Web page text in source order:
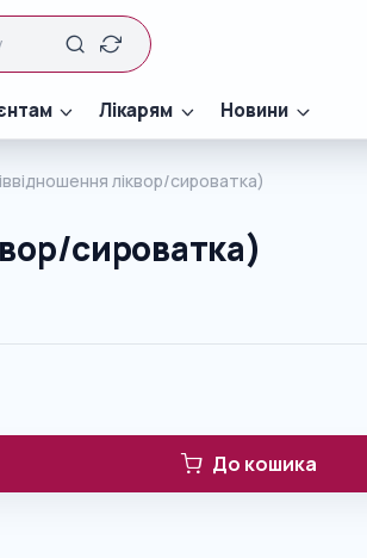
Лікарям Новини
ліквор/сироватка)
сироватка)
До кошика